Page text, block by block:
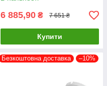
(77-00372)
6 885,90 ₴ 7 651 ₴
Купити
Безкоштовна доставка –10%